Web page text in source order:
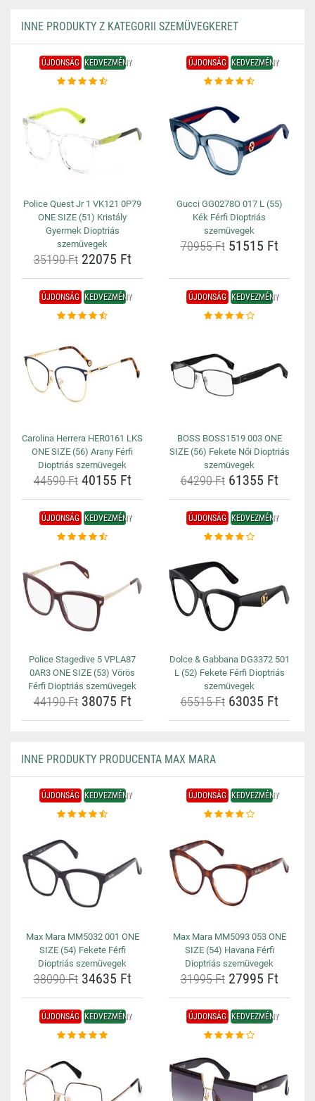
INNE PRODUKTY Z KATEGORII SZEMÜVEGKERET
ÚJDONSÁG KEDVEZMÉNY
Police Quest Jr 1 VK121 0P79
ONE SIZE (51) Kristály
Gyermek Dioptriás
szemüvegek
35190 Ft22075 Ft
ÚJDONSÁG KEDVEZMÉNY
Gucci GG0278O 017 L (55)
Kék Férfi Dioptriás
szemüvegek
70955 Ft51515 Ft
ÚJDONSÁG KEDVEZMÉNY
Carolina Herrera HER0161 LKS
ONE SIZE (56) Arany Férfi
Dioptriás szemüvegek
44590 Ft40155 Ft
ÚJDONSÁG KEDVEZMÉNY
BOSS BOSS1519 003 ONE
SIZE (56) Fekete Női Dioptriás
szemüvegek
64290 Ft61355 Ft
ÚJDONSÁG KEDVEZMÉNY
Police Stagedive 5 VPLA87
0AR3 ONE SIZE (53) Vörös
Férfi Dioptriás szemüvegek
44190 Ft38075 Ft
ÚJDONSÁG KEDVEZMÉNY
Dolce & Gabbana DG3372 501
L (52) Fekete Férfi Dioptriás
szemüvegek
65515 Ft63035 Ft
INNE PRODUKTY PRODUCENTA MAX MARA
ÚJDONSÁG KEDVEZMÉNY
Max Mara MM5032 001 ONE
SIZE (54) Fekete Férfi
Dioptriás szemüvegek
38090 Ft34635 Ft
ÚJDONSÁG KEDVEZMÉNY
Max Mara MM5093 053 ONE
SIZE (54) Havana Férfi
Dioptriás szemüvegek
31995 Ft27995 Ft
ÚJDONSÁG KEDVEZMÉNY ÚJDONSÁG KEDVEZMÉNY